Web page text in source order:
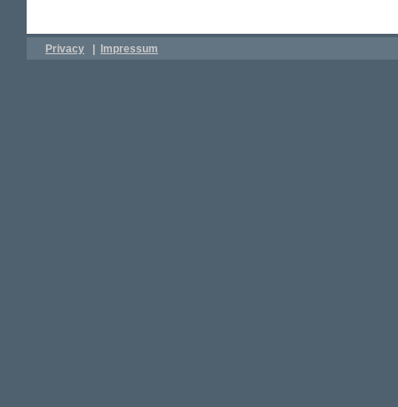
Privacy Impressum